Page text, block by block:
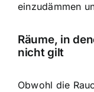
einzudämmen
Räume, in
nicht gilt
Obwohl die